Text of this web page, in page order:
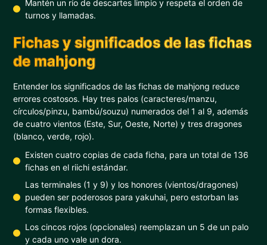
Mantén un río de descartes limpio y respeta el orden de
turnos y llamadas.
Fichas y significados de las fichas
de mahjong
Entender los significados de las fichas de mahjong reduce
errores costosos. Hay tres palos (caracteres/manzu,
círculos/pinzu, bambú/souzu) numerados del 1 al 9, además
de cuatro vientos (Este, Sur, Oeste, Norte) y tres dragones
(blanco, verde, rojo).
Existen cuatro copias de cada ficha, para un total de 136
fichas en el riichi estándar.
Las terminales (1 y 9) y los honores (vientos/dragones)
pueden ser poderosos para yakuhai, pero estorban las
formas flexibles.
Los cincos rojos (opcionales) reemplazan un 5 de un palo
y cada uno vale un dora.